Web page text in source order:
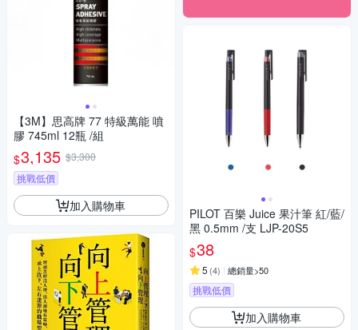
【3M】思高牌 77 特級萬能 噴
膠 745ml 12瓶 /組
$3,135 $3,300
挑戰低價
加入購物車
PILOT 百樂 Juice 果汁筆 紅/藍/
黑 0.5mm /支 LJP-20S5
$38
5 (4) 總銷量>50
挑戰低價
加入購物車